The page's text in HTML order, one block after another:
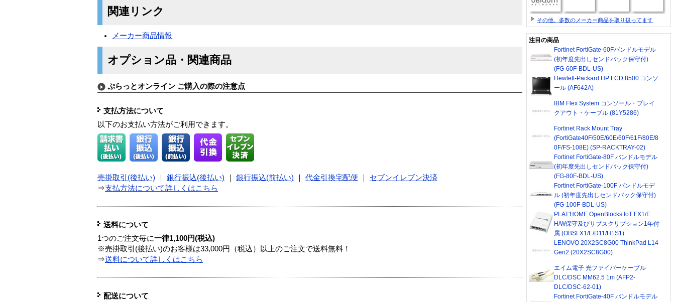
関連リンク
メーカー商品情報
オプション品・関連商品
ぷらっとオンライン ご購入の際の注意点
支払方法について
以下のお支払い方法がご利用できます。
売掛取引(後払い) 銀行振込(後払い) 銀行振込(前払い) 代金引換宅配便
セブンイレブン決済
⇒支払方法について詳しくはこちら
送料について
1つのご注文毎に一律1,100円(税込)
※売掛取引(後払い)のお客様は33,000円（税込）以上のご注文で送料無料！
⇒送料について詳しくはこちら
配送について
その他、多数のメーカー商品を取り扱ってます
注目の商品
Fortinet FortiGate-60Fバンドルモデル
(初年度先出しセンドバック保守付)
(FG-60F-BDL-US)
Hewlett-Packard HP LCD 8500 コンソ
ール (AF642A)
IBM Flex System コンソール・ブレイ
クアウト・ケーブル (81Y5286)
Fortinet Rack Mount Tray
(FortiGate40F/50E/60E/60F/61F/80E/8
0F/FS-108E) (SP-RACKTRAY-02)
Fortinet FortiGate-80F バンドルモデル
(初年度先出しセンドバック保守付)
(FG-80F-BDL-US)
Fortinet FortiGate-100F バンドルモデ
ル (初年度先出しセンドバック保守付)
(FG-100F-BDL-US)
PLAT'HOME OpenBlocks IoT FX1/E
H/W保守及びサブスクリプション1年付
属 (OBSFX1/E/D11/H1S1)
LENOVO 20X2SC8G00 ThinkPad L14
Gen2 (20X2SC8G00)
エイム電子 光ファイバーケーブル
DLC/DSC MM62.5 1m (AFP2-
DLC/DSC-62-01)
Fortinet FortiGate-40F バンドルモデル